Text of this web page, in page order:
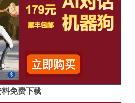
免费下载